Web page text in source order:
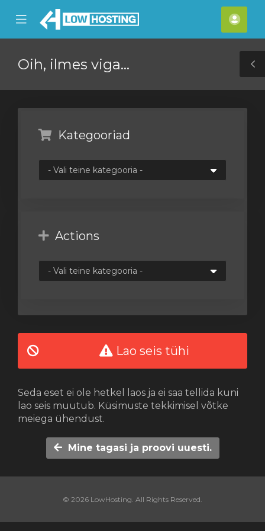
Mobile
Menu
Oih, ilmes viga…
Kategooriad
Actions
Lao seis tühi
Seda eset ei ole hetkel laos ja ei saa tellida kuni
lao seis muutub. Küsimuste tekkimisel võtke
meiega ühendust.
Mine tagasi ja proovi uuesti.
© 2026 LowHosting. All Rights Reserved.